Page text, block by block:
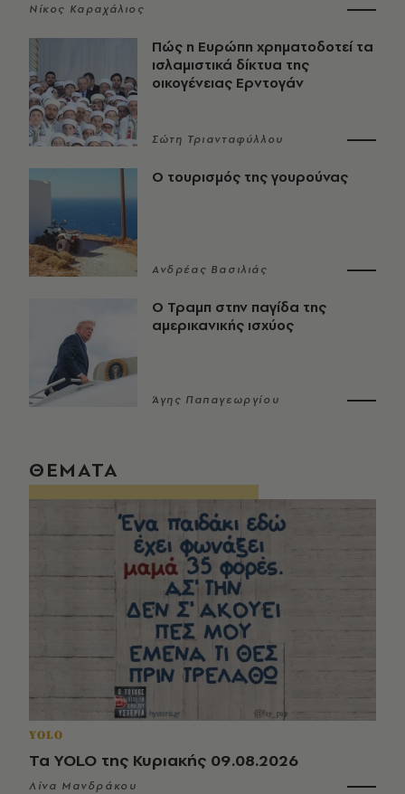
Νίκος Καραχάλιος
Πώς η Ευρώπη χρηματοδοτεί τα
ισλαμιστικά δίκτυα της
οικογένειας Ερντογάν
Σώτη Τριανταφύλλου
Ο τουρισμός της γουρούνας
Ανδρέας Βασιλιάς
Ο Τραμπ στην παγίδα της
αμερικανικής ισχύος
Άγης Παπαγεωργίου
ΘΕΜΑΤΑ
YOLO
Τα YOLO της Κυριακής 09.08.2026
Λίνα Μανδράκου